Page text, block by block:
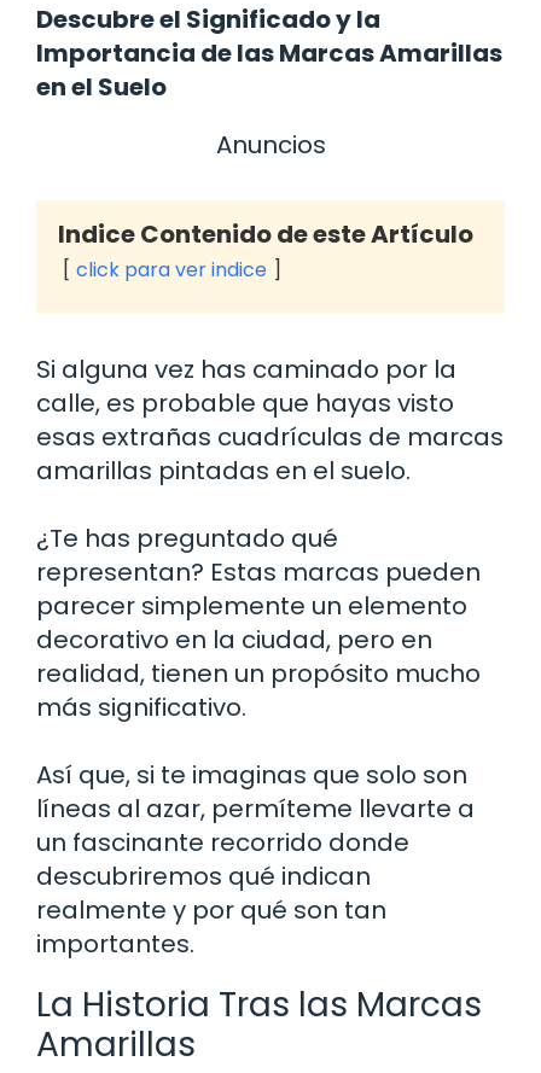
Descubre el Significado y la
Importancia de las Marcas Amarillas
en el Suelo
Anuncios
Indice Contenido de este Artículo
click para ver indice
Si alguna vez has caminado por la
calle, es probable que hayas visto
esas extrañas cuadrículas de marcas
amarillas pintadas en el suelo.
¿Te has preguntado qué
representan? Estas marcas pueden
parecer simplemente un elemento
decorativo en la ciudad, pero en
realidad, tienen un propósito mucho
más significativo.
Así que, si te imaginas que solo son
líneas al azar, permíteme llevarte a
un fascinante recorrido donde
descubriremos qué indican
realmente y por qué son tan
importantes.
La Historia Tras las Marcas
Amarillas